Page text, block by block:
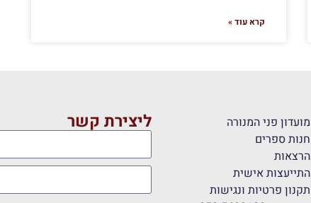
קרא עוד »
מועדון פני המנורה
חנות ספרים
הרצאות
התייעצות אישית
תקנון פרטיות ונגישות
ליצירת קשר